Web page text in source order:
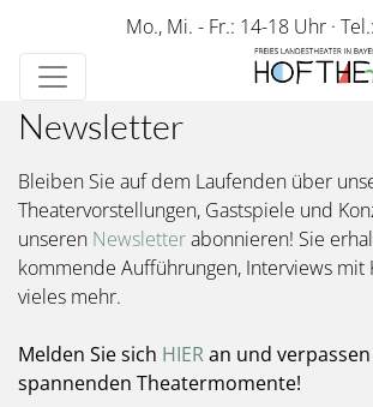
Direkt
zum
Inhalt
Mo., Mi. - Fr.: 14-18 Uhr ·
Newsletter
Bleiben Sie auf dem Laufenden über
Theatervorstellungen, Gastspiele und
unseren Newsletterabonnieren! Sie
kommende Aufführungen, Interviews mit
vieles mehr.
Melden Sie sich HIERan und
spannenden Theatermomente!